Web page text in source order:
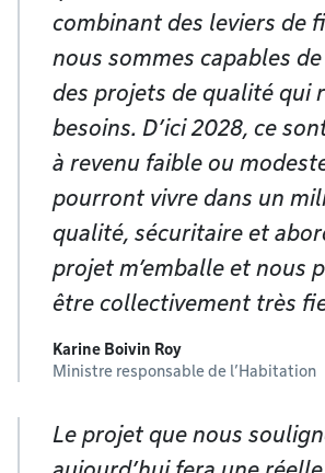
combinant des leviers de
nous sommes capables
des projets de qualité qui
besoins. D’ici 2028, ce
à revenu faible ou
pourront vivre dans un
qualité, sécuritaire et
projet m’emballe et nous
être collectivement très
Karine Boivin Roy
Ministre responsable de l’Habitation
Le projet que nous